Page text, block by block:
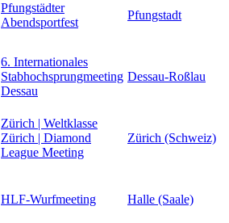
Pfungstädter
Abendsportfest
Pfungstadt
6. Internationales
Stabhochsprungmeeting
Dessau
Dessau-Roßlau
Zürich | Weltklasse
Zürich | Diamond
League Meeting
Zürich (Schweiz)
HLF-Wurfmeeting Halle (Saale)